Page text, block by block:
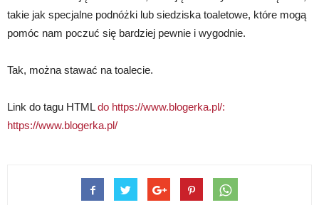
takie jak specjalne podnóżki lub siedziska toaletowe, które mogą
pomóc nam poczuć się bardziej pewnie i wygodnie.
Tak, można stawać na toalecie.
Link do tagu HTMLdo https://www.blogerka.pl/:
https://www.blogerka.pl/